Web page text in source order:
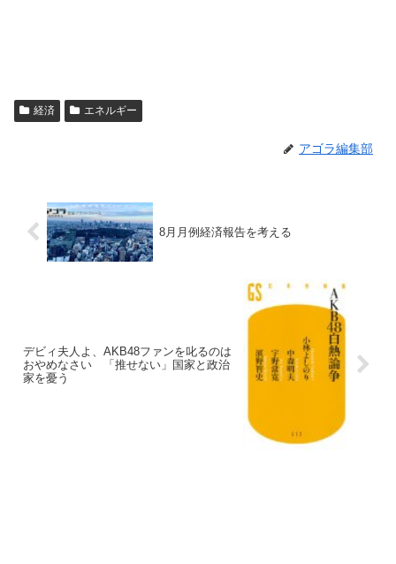
経済 エネルギー
アゴラ編集部
8月月例経済報告を考える
デビィ夫人よ、AKB48ファンを叱るのは
おやめなさい 「推せない」国家と政治
家を憂う